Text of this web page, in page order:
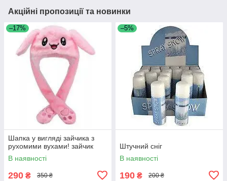
Акційні пропозиції та новинки
–17%
Шапка у вигляді зайчика з
рухомими вухами! зайчик
В наявності
290 ₴ 350 ₴
–5%
Штучний сніг
В наявності
190 ₴ 200 ₴